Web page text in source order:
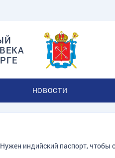
НОВОСТИ
индийский паспорт, чтобы